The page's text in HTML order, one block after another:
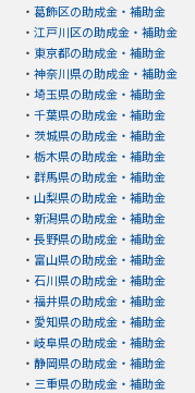
・ 葛飾区の助成金・補助金
・ 江戸川区の助成金・補助金
・ 東京都の助成金・補助金
・ 神奈川県の助成金・補助金
・ 埼玉県の助成金・補助金
・ 千葉県の助成金・補助金
・ 茨城県の助成金・補助金
・ 栃木県の助成金・補助金
・ 群馬県の助成金・補助金
・ 山梨県の助成金・補助金
・ 新潟県の助成金・補助金
・ 長野県の助成金・補助金
・ 富山県の助成金・補助金
・ 石川県の助成金・補助金
・ 福井県の助成金・補助金
・ 愛知県の助成金・補助金
・ 岐阜県の助成金・補助金
・ 静岡県の助成金・補助金
・ 三重県の助成金・補助金